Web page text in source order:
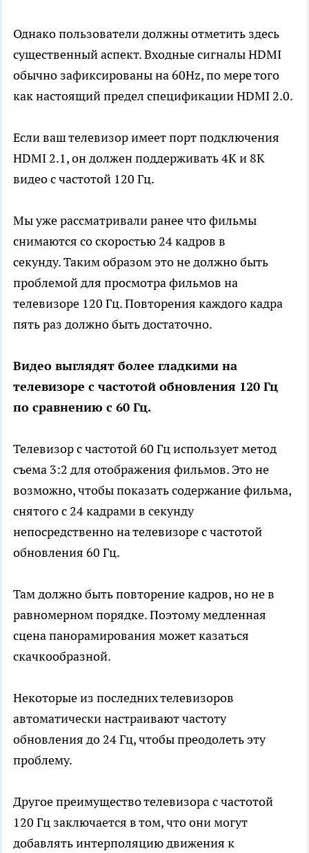
Однако пользователи должны отметить здесь
существенный аспект. Входные сигналы HDMI
обычно зафиксированы на 60Hz, по мере того
как настоящий предел спецификации HDMI 2.0.
Если ваш телевизор имеет порт подключения
HDMI 2.1, он должен поддерживать 4K и 8K
видео с частотой 120 Гц.
Мы уже рассматривали ранее что фильмы
снимаются со скоростью 24 кадров в
секунду. Таким образом это не должно быть
проблемой для просмотра фильмов на
телевизоре 120 Гц. Повторения каждого кадра
пять раз должно быть достаточно.
Видео выглядят более гладкими на
телевизоре с частотой обновления 120 Гц
по сравнению с 60 Гц.
Телевизор с частотой 60 Гц использует метод
съема 3:2 для отображения фильмов. Это не
возможно, чтобы показать содержание фильма,
снятого с 24 кадрами в секунду
непосредственно на телевизоре с частотой
обновления 60 Гц.
Там должно быть повторение кадров, но не в
равномерном порядке. Поэтому медленная
сцена панорамирования может казаться
скачкообразной.
Некоторые из последних телевизоров
автоматически настраивают частоту
обновления до 24 Гц, чтобы преодолеть эту
проблему.
Другое преимущество телевизора с частотой
120 Гц заключается в том, что они могут
добавлять интерполяцию движения к